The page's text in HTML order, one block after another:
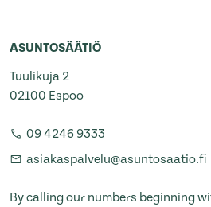
ASUNTOSÄÄTIÖ
Tuulikuja 2
02100 Espoo
09 4246 9333
asiakaspalvelu@asuntosaatio.fi
By calling our numbers beginning